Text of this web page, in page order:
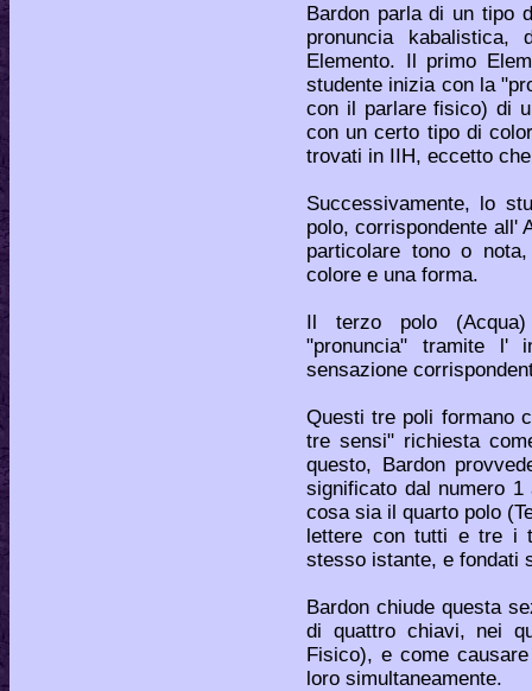
Bardon parla di un tipo
pronuncia
Elemento. Il primo
studente inizia con la
con il parlare fisico) di
con un certo tipo di
trovati in IIH, eccetto
Successivamente, lo
polo, corrispondente all'
particolare tono o
colore e una forma.
Il terzo polo
"pronuncia" tramite l'
sensazione
Questi tre poli formano
tre sensi" richiesta
questo, Bardon
significato dal numero
cosa sia il quarto polo
lettere con tutti e tre i
stesso istante, e fondati
Bardon chiude questa
di quattro chiavi, nei
Fisico), e come
loro simultaneamente.